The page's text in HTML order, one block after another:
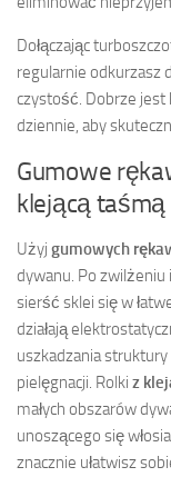
Dołączając
regularnie odkurzasz
czystość. Dobrze
dziennie, aby
Gumowe
klejącą taśmą
Użyj gumowych
dywanu. Po zwilżeniu
sierść sklei się w
działają
uszkadzania
pielęgnacji. Rolki z
małych obszarów
unoszącego się
znacznie ułatwisz